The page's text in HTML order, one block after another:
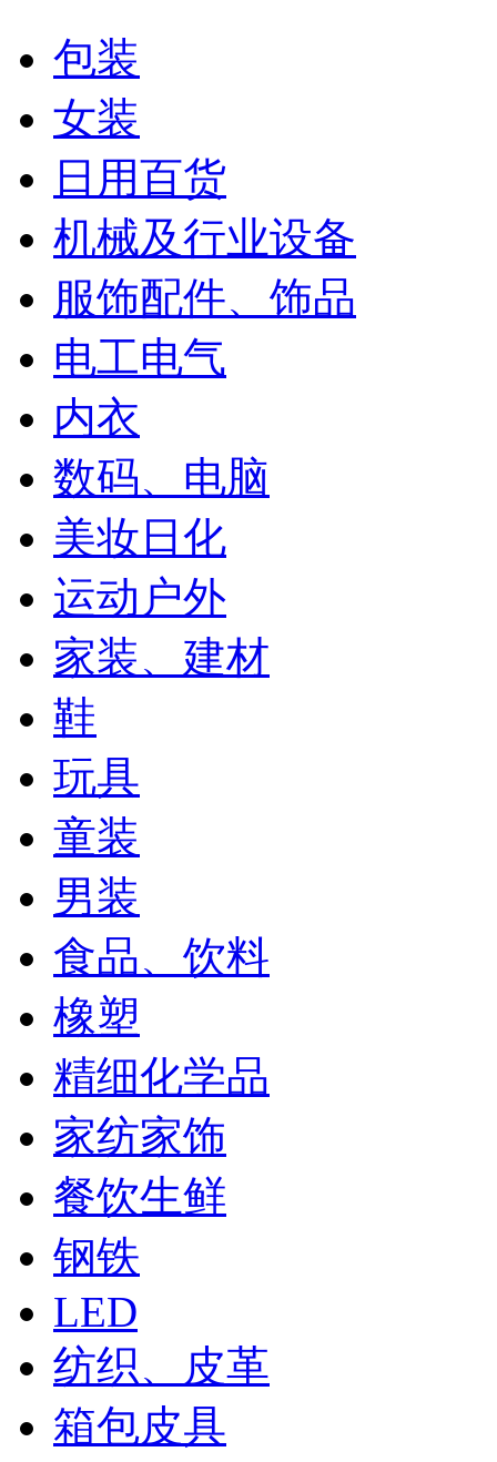
包装
女装
日用百货
机械及行业设备
服饰配件、饰品
电工电气
内衣
数码、电脑
美妆日化
运动户外
家装、建材
鞋
玩具
童装
男装
食品、饮料
橡塑
精细化学品
家纺家饰
餐饮生鲜
钢铁
LED
纺织、皮革
箱包皮具